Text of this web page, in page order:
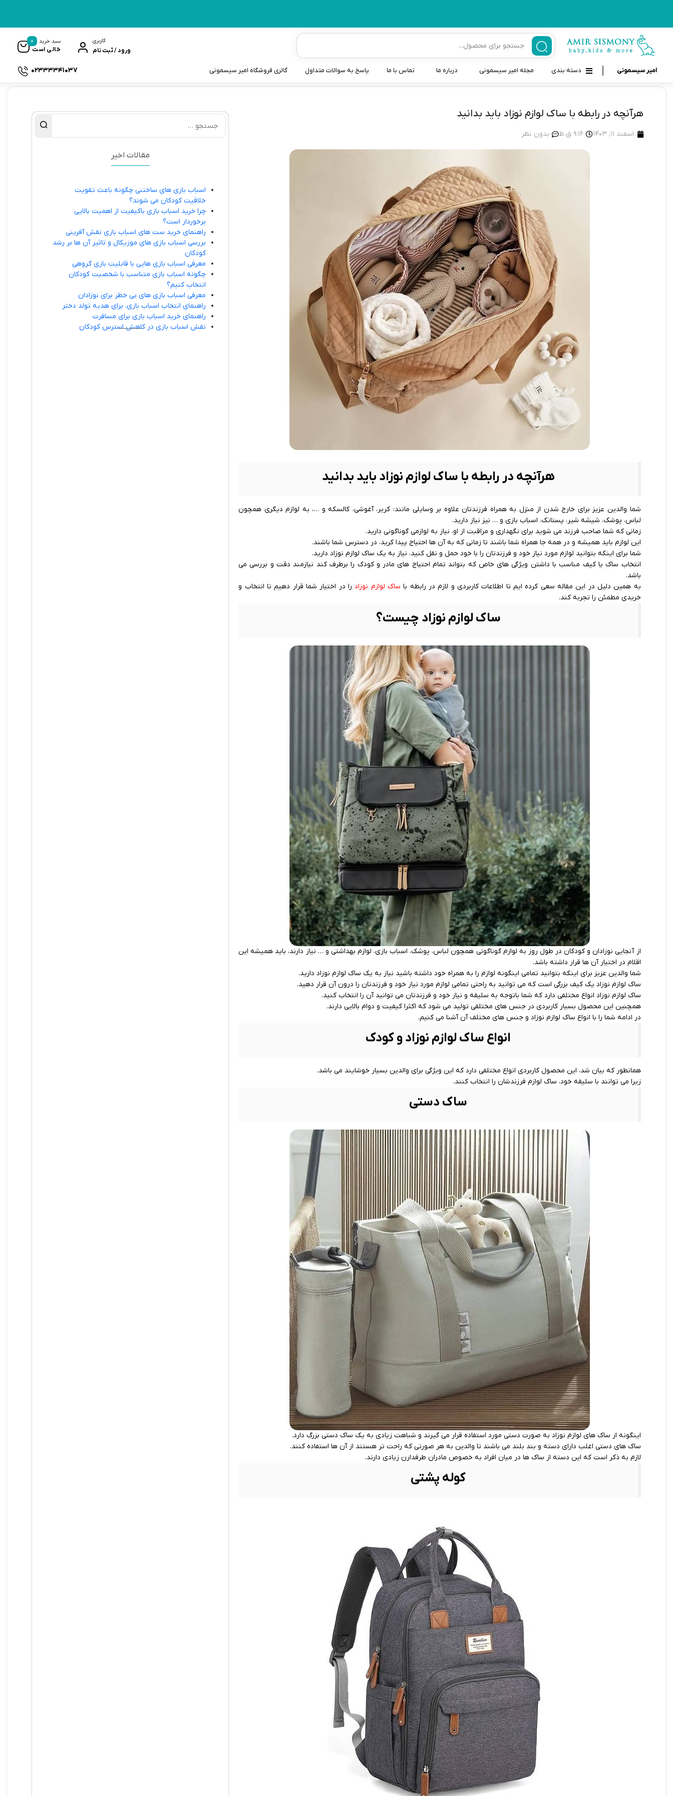
کاربری
ورود / ثبت نام
سبد خرید
خالی است
0
امیر سیسمونی دسته بندی
مسواک و خمیر دندان کودک
تب سنج نوزاد و کودک
رابط و پد سینه
دستگاه بخور سرد کودک
مجله امیر سیسمونی درباره ما تماس با ما پاسخ به سوالات متداول گالری فروشگاه امیر سیسمونی 02333341037
هرآنچه در رابطه با ساک لوازم نوزاد باید بدانید
اسفند 11, 1403 9:16 ق.ظ بدون نظر
هرآنچه در رابطه با ساک لوازم نوزاد باید بدانید
شما والدین عزیز برای خارج شدن از منزل به همراه فرزندتان علاوه بر وسایلی مانند: کریر، آغوشی، کالسکه و …، به لوازم دیگری همچون
لباس، پوشک، شیشه شیر، پستانک، اسباب بازی و … نیز نیاز دارید.
زمانی که شما صاحب فرزند می شوید برای نگهداری و مراقبت از او، نیاز به لوازمی گوناگونی دارید.
این لوازم باید همیشه و در همه جا همراه شما باشند تا زمانی که به آن ها احتیاج پیدا کرید، در دسترس شما باشند.
شما برای اینکه بتوانید لوازم مورد نیاز خود و فرزندتان را با خود حمل و نقل کنید، نیاز به یک ساک لوازم نوزاد دارید.
انتخاب ساک یا کیف مناسب با داشتن ویژگی‌ های خاص که بتواند تمام احتیاج‌ های مادر و کودک را برطرف کند نیازمند دقت و بررسی می‌
باشد.
به همین دلیل در این مقاله سعی کرده ایم تا اطلاعات کاربردی و لازم در رابطه با ساک لوازم نوزادرا در اختیار شما قرار دهیم تا انتخاب و
خریدی مطمئن را تجربه کند.
ساک لوازم نوزاد چیست؟
از آنجایی نوزادان و کودکان در طول روز به لوازم گوناگونی همچون لباس، پوشک، اسباب بازی، لوازم بهداشتی و … نیاز دارند، باید همیشه این
اقلام در اختیار آن ها قرار داشته باشد.
شما والدین عزیز برای اینکه بتوانید تمامی اینگونه لوازم را به همراه خود داشته باشید نیاز به یک ساک لوازم نوزاد دارید.
ساک لوازم نوزاد یک کیف بزرگی است که می توانید به راحتی تمامی لوازم مورد نیاز خود و فرزندتان را درون آن قرار دهید.
ساک لوازم نوزاد انواع مختلفی دارد که شما باتوجه به سلیقه و نیاز خود و فرزندتان می توانید آن را انتخاب کنید.
همچنین این محصول بسیار کاربردی در جنس های مختلفی تولید می شود که اکثرا کیفیت و دوام بالایی دارند.
در ادامه شما را با انواع ساک لوازم نوزاد و جنس های مختلف آن آشنا می کنیم.
انواع ساک لوازم نوزاد و کودک
همانطور که بیان شد، این محصول کاربردی انواع مختلفی دارد که این ویژگی برای والدین بسیار خوشایند می باشد.
زیرا می توانند با سلیقه خود، ساک لوازم فرزندشان را انتخاب کنند.
ساک دستی
اینگونه از ساک های لوازم نوزاد به صورت دستی مورد استفاده قرار می گیرند و شباهت زیادی به یک ساک دستی بزرگ دارد.
ساک های دستی اغلب دارای دسته و بند بلند می باشند تا والدین به هر صورتی که راحت تر هستند از آن ها استفاده کنند.
لازم به ذکر است که این دسته از ساک ها در میان افراد به خصوص مادران طرفدارن زیادی دارند.
کوله پشتی
مقالات اخیر
اسباب بازی های ساختنی چگونه باعث تقویت
خلاقیت کودکان می شوند؟
چرا خرید اسباب بازی باکیفیت از اهمیت بالایی
برخوردار است؟
راهنمای خرید ست های اسباب بازی نقش آفرینی
بررسی اسباب بازی های موزیکال و تاثیر آن ها بر رشد
کودکان
معرفی اسباب بازی هایی با قابلیت بازی گروهی
چگونه اسباب بازی متناسب با شخصیت کودکان
انتخاب کنیم؟
معرفی اسباب بازی های بی خطر برای نوزادان
راهنمای انتخاب اسباب بازی، برای هدیه تولد دختر
راهنمای خرید اسباب بازی برای مسافرت
نقش اسباب بازی در کاهش استرس کودکان